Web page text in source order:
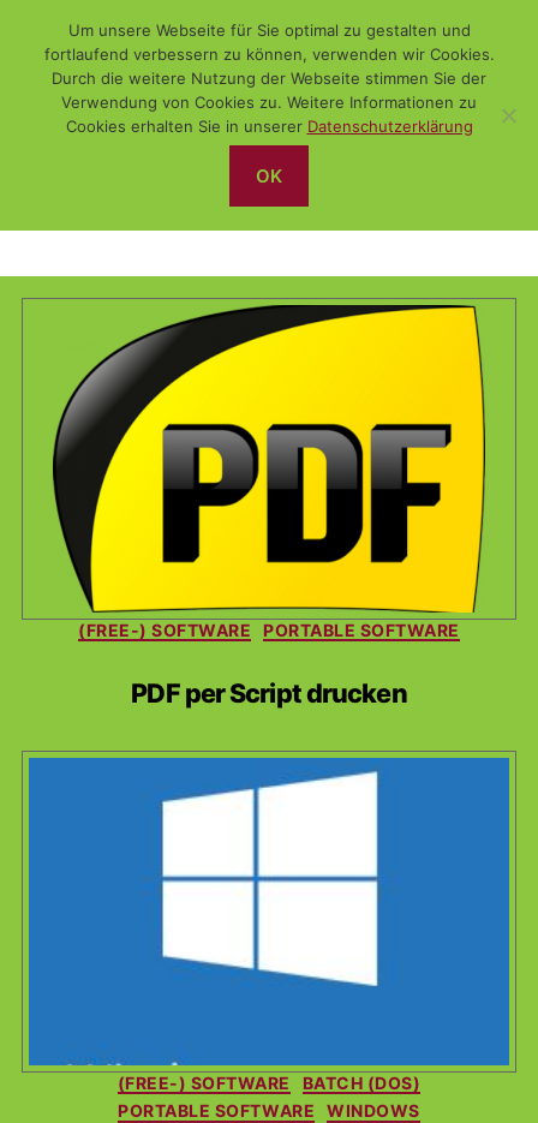
WiSch
PDF
Kategorien
(FREE-) SOFTWARE PORTABLE SOFTWARE
PDF per Script drucken
Kategorien
(FREE-) SOFTWARE
BATCH (DOS)
PORTABLE SOFTWARE
WINDOWS
Um unsere Webseite für Sie optimal zu gestalten und
fortlaufend verbessern zu können, verwenden wir Cookies.
Durch die weitere Nutzung der Webseite stimmen Sie der
Verwendung von Cookies zu. Weitere Informationen zu
Cookies erhalten Sie in unserer Datenschutzerklärung
OK